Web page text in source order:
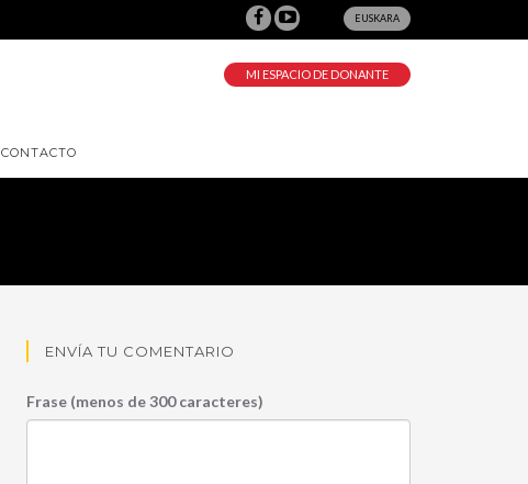
EUSKARA
MI ESPACIO DE DONANTE
CONTACTO
ENVÍA TU COMENTARIO
Frase (menos de 300 caracteres)